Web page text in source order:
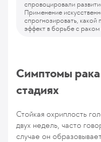
спровоцировали
Применение
спрогнозировать,
эффект в борьбе с раком
Симптомы рака
стадиях
Стойкая охриплость
двух недель, часто
случае он